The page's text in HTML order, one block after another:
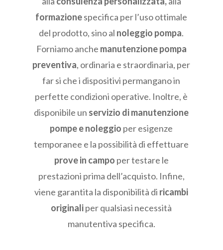
formazionespecifica per l’uso ottimale
del prodotto, sino al noleggio pompa.
Forniamo anche manutenzione pompa
preventiva, ordinaria e straordinaria, per
far si che i dispositivi permangano in
perfette condizioni operative. Inoltre, è
disponibile un servizio di manutenzione
pompe e noleggio per esigenze
temporanee e la possibilità di effettuare
prove in campo per testare le
prestazioni prima dell’acquisto. Infine,
viene garantita la disponibilità di ricambi
originaliper qualsiasi necessità
manutentiva specifica.​